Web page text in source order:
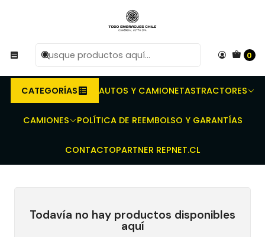
0
CATEGORÍAS AUTOS Y CAMIONETASTRACTORES
CAMIONES POLÍTICA DE REEMBOLSO Y GARANTÍAS
CONTACTOPARTNER REPNET.CL
Compra antes de las 10 AM de Lunes a Viernes y
entregaremos al transporte en un máximo de 24 hrs hábiles.
Inicio
Rodamientos - Kit completo
HINO
SERIE 300 TODOS
Todavía no hay productos disponibles
aquí